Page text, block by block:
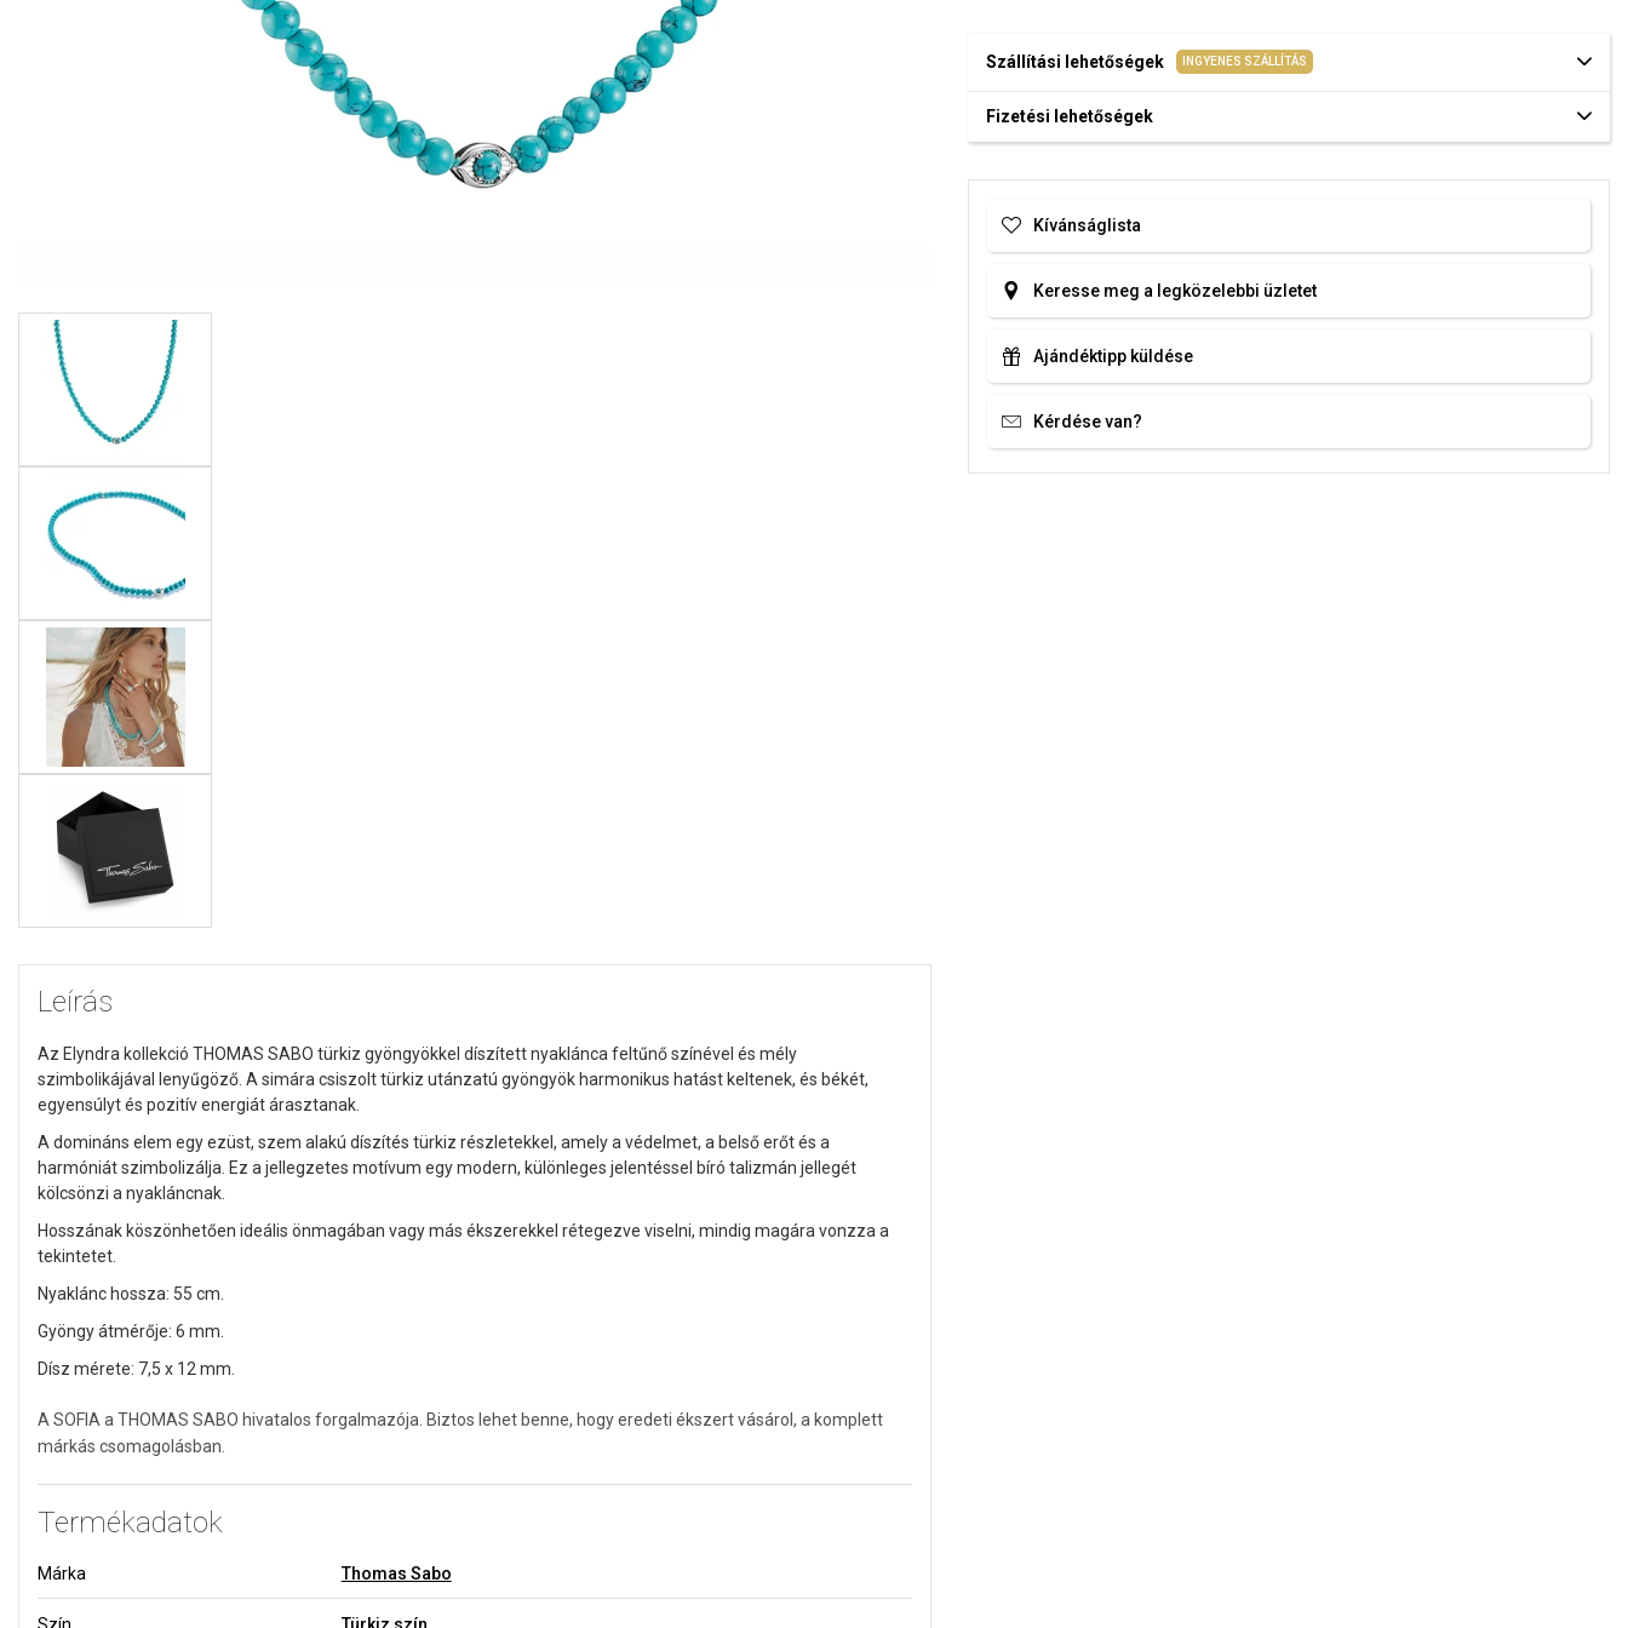
Leírás
Az Elyndra kollekció THOMAS SABO türkiz gyöngyökkel díszített nyaklánca feltűnő színével és mély
szimbolikájával lenyűgöző. A simára csiszolt türkiz utánzatú gyöngyök harmonikus hatást keltenek, és békét,
egyensúlyt és pozitív energiát árasztanak.
A domináns elem egy ezüst, szem alakú díszítés türkiz részletekkel, amely a védelmet, a belső erőt és a
harmóniát szimbolizálja. Ez a jellegzetes motívum egy modern, különleges jelentéssel bíró talizmán jellegét
kölcsönzi a nyakláncnak.
Hosszának köszönhetően ideális önmagában vagy más ékszerekkel rétegezve viselni, mindig magára vonzza a
tekintetet.
Nyaklánc hossza: 55 cm.
Gyöngy átmérője: 6 mm.
Dísz mérete: 7,5 x 12 mm.
A SOFIA a THOMAS SABO hivatalos forgalmazója. Biztos lehet benne, hogy eredeti ékszert vásárol, a komplett
márkás csomagolásban.
Termékadatok
Márka Thomas Sabo
Szín Türkiz szín
Szállítási lehetőségek INGYENES SZÁLLÍTÁS
Fizetési lehetőségek
Kívánságlista
Keresse meg a legközelebbi üzletet
Ajándéktipp küldése
Kérdése van?